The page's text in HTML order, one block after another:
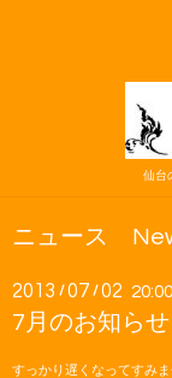
仙台
ニュース
2013 /07 /02 20:00
7月のお知らせ
すっかり遅くなってすみま